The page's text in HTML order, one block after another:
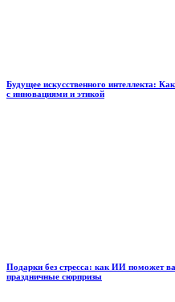
Будущее искусственного интеллекта:
с инновациями и этикой
Подарки без стресса: как ИИ поможет
праздничные сюрпризы